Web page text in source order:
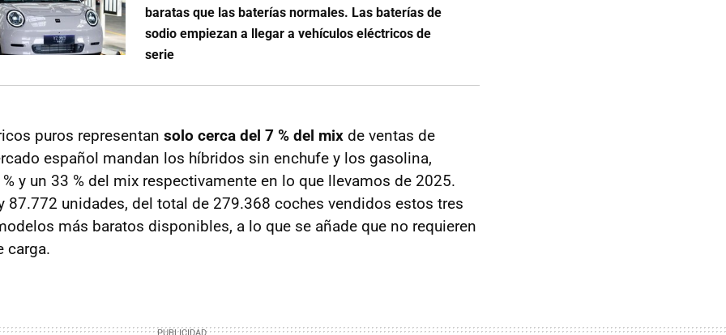
baratas que las baterías normales. Las baterías de
sodio empiezan a llegar a vehículos eléctricos de
serie
puros representan solo cerca del 7 % del mix de ventas de
español mandan los híbridos sin enchufe y los gasolina,
y un 33 % del mix respectivamente en lo que llevamos de 2025.
87.772 unidades, del total de 279.368 coches vendidos estos tres
más baratos disponibles, a lo que se añade que no requieren
carga.